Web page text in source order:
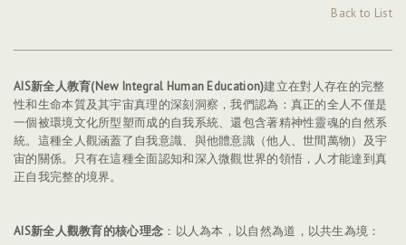
Back to List
AIS新全人教育(New Integral Human Education)建立在對人存在的完整
性和生命本質及其宇宙真理的深刻洞察，我們認為：真正的全人不僅是
一個被環境文化所型塑而成的自我系統、還包含著精神性靈魂的自然系
統。這種全人觀涵蓋了自我意識、與他體意識（他人、世間萬物）及宇
宙的關係。只有在這種全面認知和深入微觀世界的領悟，人才能達到真
正自我完整的境界。
AIS新全人觀教育的核心理念 ：以人為本，以自然為道，以共生為境：